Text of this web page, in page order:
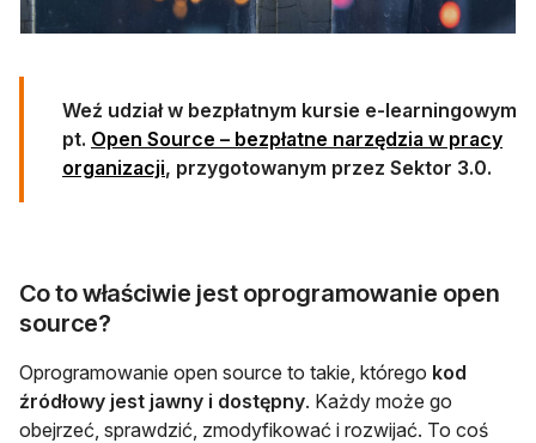
Weź udział w bezpłatnym kursie e-learningowym
pt. Open Source – bezpłatne narzędzia w pracy
organizacjiotwiera się w nowej karcie
, przygotowanym przez Sektor 3.0.
Co to właściwie jest oprogramowanie open
source?
Oprogramowanie open source to takie, którego kod
źródłowy jest jawny i dostępny. Każdy może go
obejrzeć, sprawdzić, zmodyfikować i rozwijać. To coś